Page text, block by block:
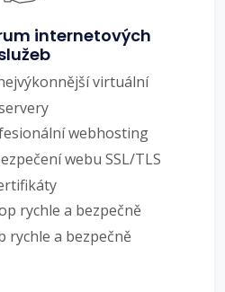
internetových
virtuální
webhosting
webu SSL/TLS
rychle a bezpečně
rychle a bezpečně